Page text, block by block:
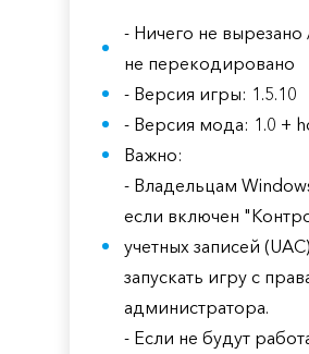
- Ничего не вырезано
не перекодировано
- Версия игры: 1.5.10
- Версия мода: 1.0 +
Важно:
- Владельцам
если включен
учетных записей
запускать игру с
администратора.
- Если не будут